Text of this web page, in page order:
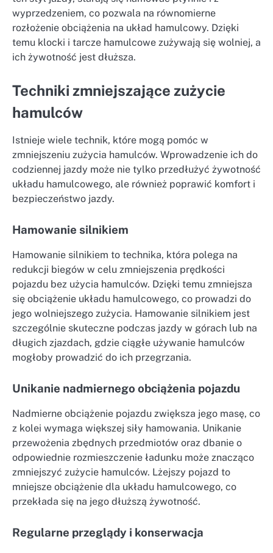
wyprzedzeniem, co pozwala na równomierne
rozłożenie obciążenia na układ hamulcowy. Dzięki
temu klocki i tarcze hamulcowe zużywają się wolniej, a
ich żywotność jest dłuższa.
Techniki zmniejszające zużycie
hamulców
Istnieje wiele technik, które mogą pomóc w
zmniejszeniu zużycia hamulców. Wprowadzenie ich do
codziennej jazdy może nie tylko przedłużyć żywotność
układu hamulcowego, ale również poprawić komfort i
bezpieczeństwo jazdy.
Hamowanie silnikiem
Hamowanie silnikiem to technika, która polega na
redukcji biegów w celu zmniejszenia prędkości
pojazdu bez użycia hamulców. Dzięki temu zmniejsza
się obciążenie układu hamulcowego, co prowadzi do
jego wolniejszego zużycia. Hamowanie silnikiem jest
szczególnie skuteczne podczas jazdy w górach lub na
długich zjazdach, gdzie ciągłe używanie hamulców
mogłoby prowadzić do ich przegrzania.
Unikanie nadmiernego obciążenia pojazdu
Nadmierne obciążenie pojazdu zwiększa jego masę, co
z kolei wymaga większej siły hamowania. Unikanie
przewożenia zbędnych przedmiotów oraz dbanie o
odpowiednie rozmieszczenie ładunku może znacząco
zmniejszyć zużycie hamulców. Lżejszy pojazd to
mniejsze obciążenie dla układu hamulcowego, co
przekłada się na jego dłuższą żywotność.
Regularne przeglądy i konserwacja